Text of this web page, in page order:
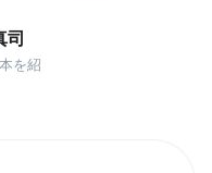
司
を紹